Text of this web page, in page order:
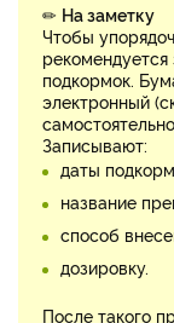
✏ На заметку
Чтобы
подкормок.
электронный
Записывают:
даты
название
способ
дозировку.
После такого